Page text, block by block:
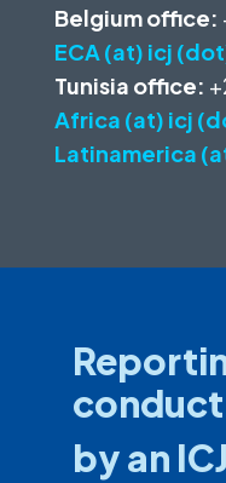
Belgium office:
ECA (at) icj
Tunisia office:
Africa (at) icj
Latinamerica
conduct
by an